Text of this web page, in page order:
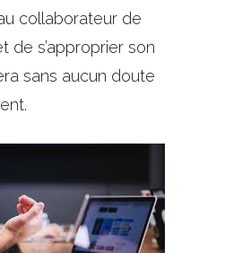
collaborateur de
de s’approprier son
sans aucun doute